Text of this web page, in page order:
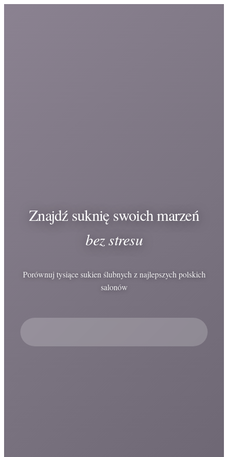
Znajdź suknię swoich marzeń
bez stresu
Porównuj tysiące sukien ślubnych z najlepszych polskich
salonów